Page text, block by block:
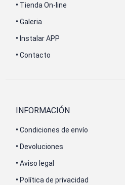
• Tienda On-line
• Galeria
• Instalar APP
• Contacto
INFORMACIÓN
• Condiciones de envío
• Devoluciones
• Aviso legal
• Política de privacidad